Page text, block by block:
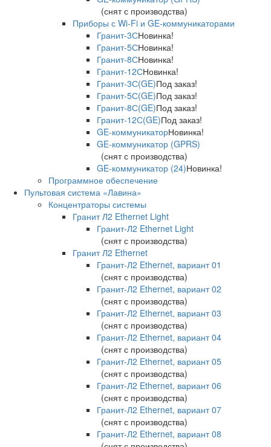
(снят с производства)
Приборы с Wi-Fi и GE-коммуникаторами
Гранит-3СНовинка!
Гранит-5СНовинка!
Гранит-8СНовинка!
Гранит-12СНовинка!
Гранит-3С(GE)Под заказ!
Гранит-5С(GE)Под заказ!
Гранит-8С(GE)Под заказ!
Гранит-12С(GE)Под заказ!
GE-коммуникаторНовинка!
GE-коммуникатор (GPRS)
(снят с производства)
GE-коммуникатор (24)Новинка!
Программное обеспечение
Пультовая система «Лавина»
Концентраторы системы
Гранит Л2 Ethernet Light
Гранит-Л2 Ethernet Light
(снят с производства)
Гранит Л2 Ethernet
Гранит-Л2 Ethernet, вариант 01
(снят с производства)
Гранит-Л2 Ethernet, вариант 02
(снят с производства)
Гранит-Л2 Ethernet, вариант 03
(снят с производства)
Гранит-Л2 Ethernet, вариант 04
(снят с производства)
Гранит-Л2 Ethernet, вариант 05
(снят с производства)
Гранит-Л2 Ethernet, вариант 06
(снят с производства)
Гранит-Л2 Ethernet, вариант 07
(снят с производства)
Гранит-Л2 Ethernet, вариант 08